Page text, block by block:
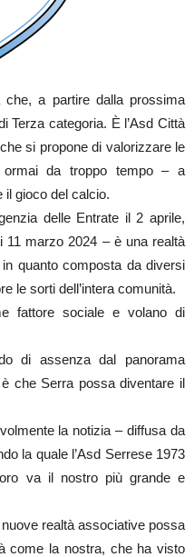
a partire dalla prossima
Terza categoria. È l’Asd Città
si propone di valorizzare le
ormai da troppo tempo – a
il gioco del calcio.
delle Entrate il 2 aprile,
11 marzo 2024 – è una realtà
quanto composta da diversi
le sorti dell’intera comunità.
fattore sociale e volano di
di assenza dal panorama
che Serra possa diventare il
la notizia – diffusa da
la quale l’Asd Serrese 1973
va il nostro più grande e
realtà associative possa
come la nostra, che ha visto